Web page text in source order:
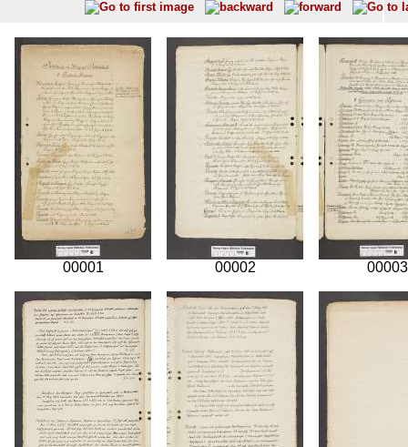
00001 00002 00003